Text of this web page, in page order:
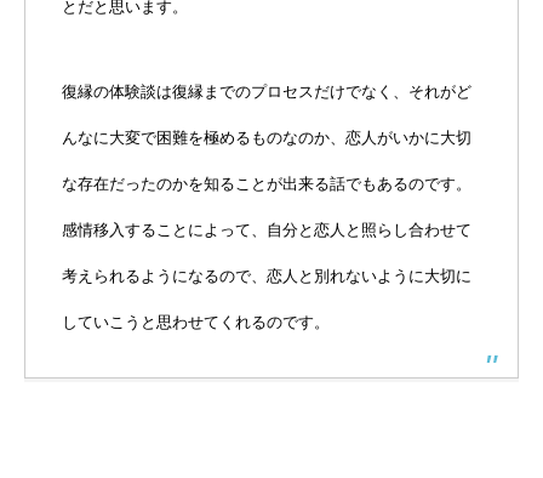
とだと思います。
復縁の体験談は復縁までのプロセスだけでなく、それがど
んなに大変で困難を極めるものなのか、恋人がいかに大切
な存在だったのかを知ることが出来る話でもあるのです。
感情移入することによって、自分と恋人と照らし合わせて
考えられるようになるので、恋人と別れないように大切に
していこうと思わせてくれるのです。